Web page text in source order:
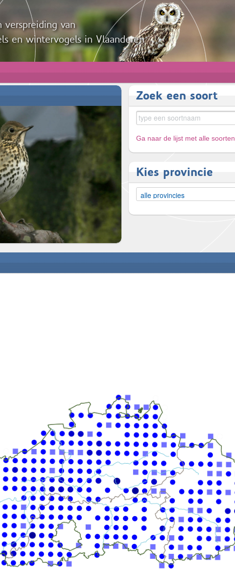
verspreiding van
en wintervogels in Vlaanderen
Zoek een soort
Ga naar de lijst met alle soorten
Kies provincie